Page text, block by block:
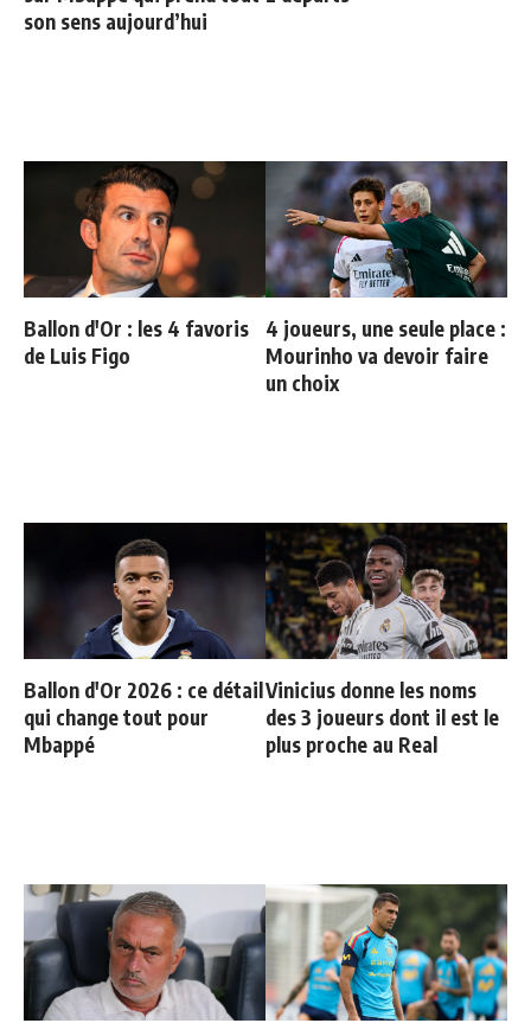
son sens aujourd’hui
Ballon d'Or : les 4 favoris
de Luis Figo
4 joueurs, une seule place :
Mourinho va devoir faire
un choix
Ballon d'Or 2026 : ce détail
qui change tout pour
Mbappé
Vinicius donne les noms
des 3 joueurs dont il est le
plus proche au Real